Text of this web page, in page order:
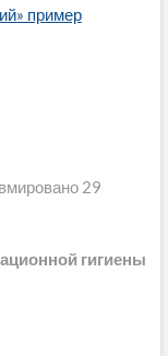
пример
29
гигиены